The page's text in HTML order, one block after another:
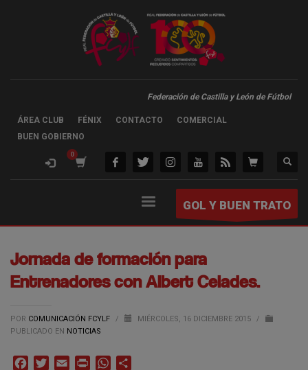
Federación de Castilla y León de Fútbol
ÁREA CLUB FÉNIX CONTACTO
COMERCIAL
BUEN GOBIERNO
GOL Y BUEN TRATO
Jornada de formación para
Entrenadores con Albert Celades.
POR COMUNICACIÓN FCYLF / MIÉRCOLES, 16 DICIEMBRE 2015
/
PUBLICADO EN NOTICIAS
FacebookTwitterEmail Print WhatsApp